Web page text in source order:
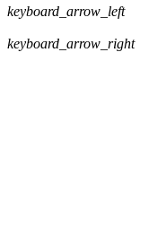
keyboard_arrow_left
keyboard_arrow_right